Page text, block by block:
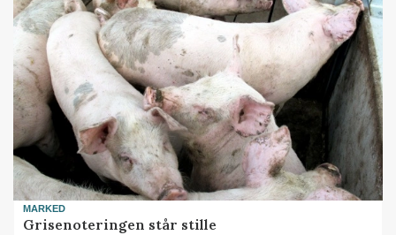
MARKED
Grisenoteringen står stille